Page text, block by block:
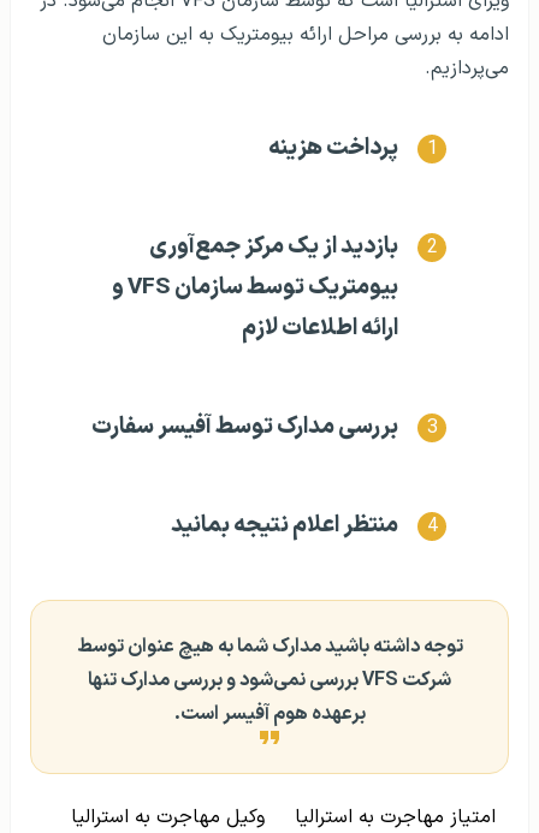
ادامه به بررسی مراحل ارائه بیومتریک به این سازمان
می‌پردازیم.
پرداخت هزینه‌
بازدید از یک مرکز جمع‌آوری
بیومتریک توسط سازمان VFS و
ارائه اطلاعات لازم
بررسی مدارک توسط آفیسر سفارت
منتظر اعلام نتیجه بمانید
توجه داشته باشید مدارک شما به هیچ عنوان توسط
شرکت VFS بررسی نمی‌شود و بررسی مدارک تنها
برعهده هوم آفیسر است.
امتیاز مهاجرت به استرالیا وکیل مهاجرت به استرالیا